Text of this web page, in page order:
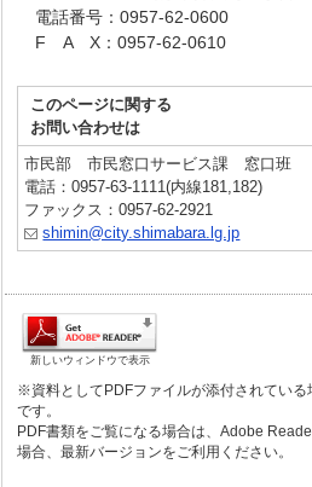
電話番号：0957-62-0600
F A X：0957-62-0610
このページに関する
お問い合わせは
市民部 市民窓口サービス課 窓口班
電話：0957-63-1111(内線181,182)
ファックス：0957-62-2921
shimin@city.shimabara.lg.jp
新しいウィンドウで表示
※資料としてPDFファイルが添付されてい
です。
PDF書類をご覧になる場合は、Adobe
場合、最新バージョンをご利用ください。